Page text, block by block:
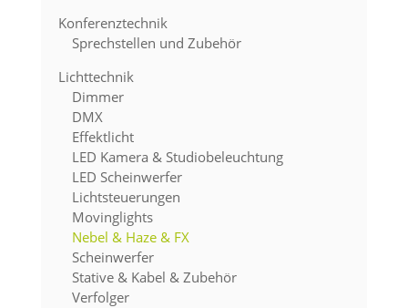
Konferenztechnik
Sprechstellen und Zubehör
Lichttechnik
Dimmer
DMX
Effektlicht
LED Kamera & Studiobeleuchtung
LED Scheinwerfer
Lichtsteuerungen
Movinglights
Nebel & Haze & FX
Scheinwerfer
Stative & Kabel & Zubehör
Verfolger